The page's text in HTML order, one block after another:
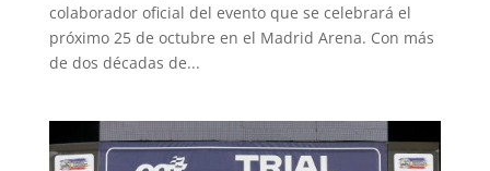
colaborador oficial del evento que se celebrará el
próximo 25 de octubre en el Madrid Arena. Con más
de dos décadas de...